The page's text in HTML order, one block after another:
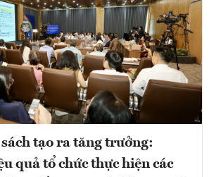
tạo ra tăng trưởng:
quả tổ chức thực hiện các